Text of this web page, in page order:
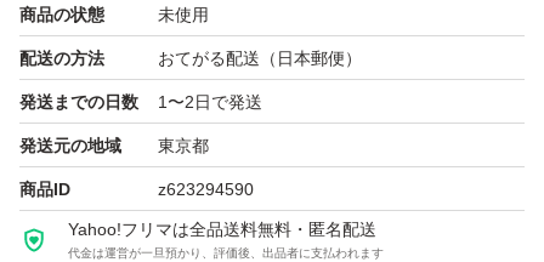
特にリキッド系は、水分・油分が多いため
* 雑菌が入りやすい
* 高温で成分が分離しやすい
* 酸化してニオイや刺激が出やすい
商品の状態 未使用
配送の方法 おてがる配送（日本郵便）
発送までの日数 1〜2日で発送
発送元の地域 東京都
商品ID z623294590
Yahoo!フリマは全品送料無料・匿名配送
代金は運営が一旦預かり、評価後、出品者に支払われます